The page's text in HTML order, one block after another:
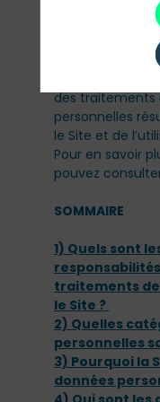
détaillées à
Services » dans
d’Utilisation du
des traitements
personnelles
le Site et de
Pour en savoir
pouvez
SOMMAIRE
1) Quels sont
traitements
le Site ?
2) Quelles
personnelles
3) Pourquoi la
données